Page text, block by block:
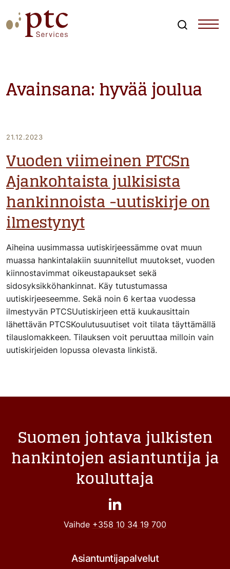
to
content
Avainsana:hyvää joulua
21.12.2023
Vuoden viimeinen PTCSn
Ajankohtaista julkisista
hankinnoista -uutiskirje on
ilmestynyt
Aiheina uusimmassa uutiskirjeessämme ovat muun
muassa hankintalakiin suunnitellut muutokset, vuoden
kiinnostavimmat oikeustapaukset sekä
sidosyksikköhankinnat. Käy tutustumassa
uutiskirjeeseemme. Sekä noin 6 kertaa vuodessa
ilmestyvän PTCSUutiskirjeen että kuukausittain
lähettävän PTCSKoulutusuutiset voit tilata täyttämällä
tilauslomakkeen. Tilauksen voit peruuttaa milloin vain
uutiskirjeiden lopussa olevasta linkistä.
Suomen johtava julkisten
hankintojen asiantuntija ja
kouluttaja
Vaihde +358 10 34 19 700
Asiantuntijapalvelut